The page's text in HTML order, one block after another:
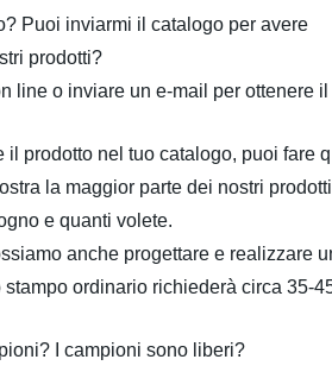
Puoi inviarmi il catalogo per avere
prodotti?
line o inviare un e-mail per ottenere
il prodotto nel tuo catalogo, puoi fare
la maggior parte dei nostri
e quanti volete.
anche progettare e realizzare
stampo ordinario richiederà circa 35-
I campioni sono liberi?